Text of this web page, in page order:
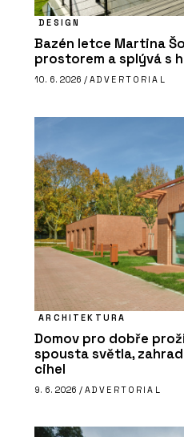
DESIGN
Bazén letce Martina
prostorem a splývá s
10. 6. 2026 / ADVERTORIAL
ARCHITEKTURA
Domov pro dobře
spousta světla,
cihel
9. 6. 2026 / ADVERTORIAL